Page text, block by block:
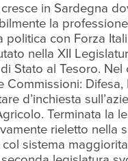
in Sardegna
la
politica con Forza
nella XII
Stato al Tesoro.
Commissioni: Difesa,
d’inchiesta
Terminata la
rieletto nella
sistema